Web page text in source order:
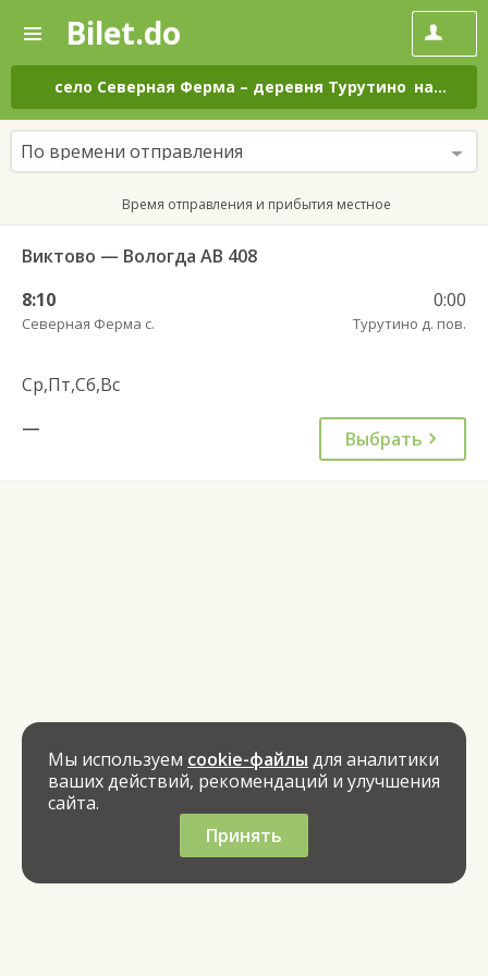
—
Поиск
и
покупка
билетов
на
автобус
онлайн
Bilet.do
село Северная Ферма – деревня Турутино на все дни
По времени отправления
Время отправления и прибытия местное
Виктово — Вологда АВ 408
8:10
Северная Ферма с.
0:00
Турутино д. пов.
Ср,Пт,Сб,Вс
—
Выбрать
Мы используем cookie-файлы для аналитики
ваших действий, рекомендаций и улучшения
сайта.
Принять